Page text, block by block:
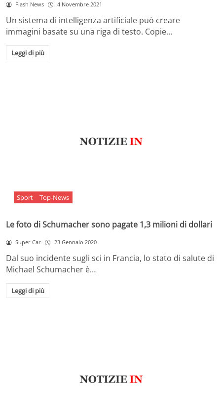
Flash News 4 Novembre 2021
Un sistema di intelligenza artificiale può creare
immagini basate su una riga di testo. Copie…
Leggi di più
Sport Top-News
Le foto di Schumacher sono pagate 1,3 milioni di dollari
Super Car 23 Gennaio 2020
Dal suo incidente sugli sci in Francia, lo stato di salute di
Michael Schumacher è…
Leggi di più